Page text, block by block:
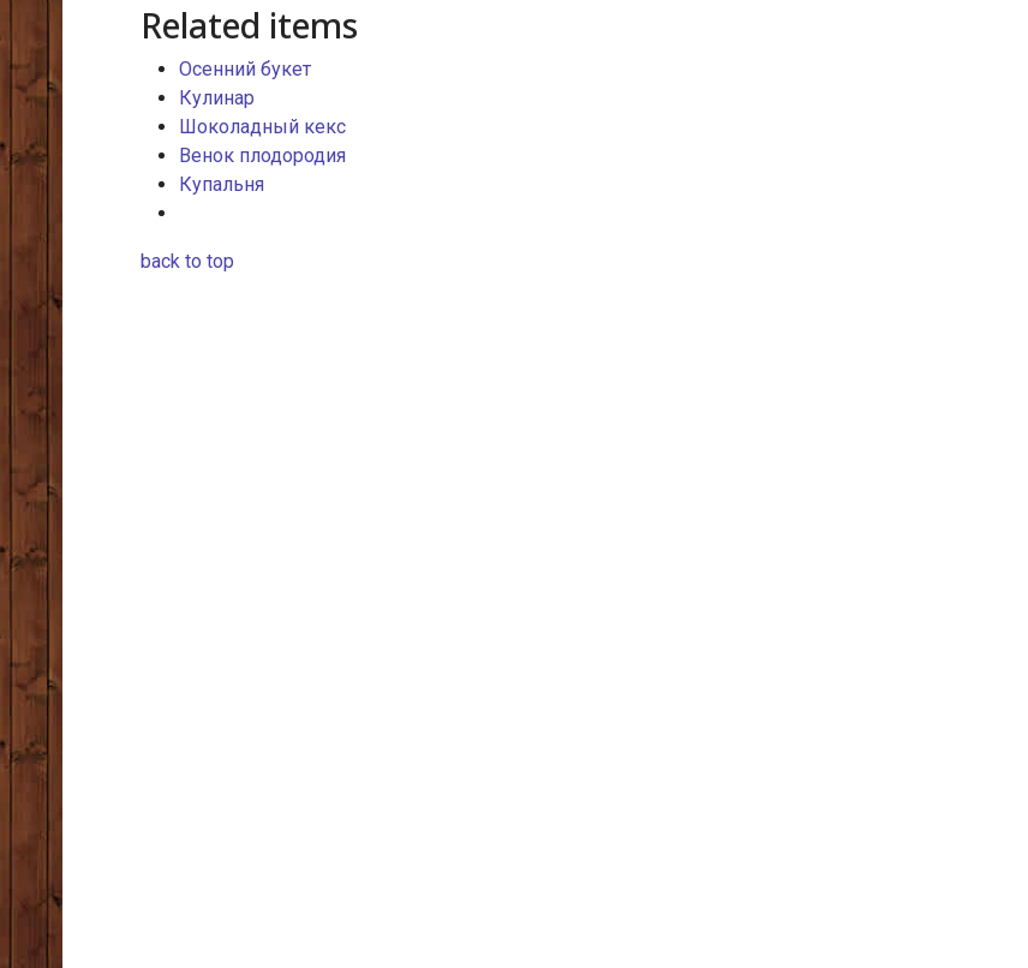
Related items
Осенний букет
Кулинар
Шоколадный кекс
Венок плодородия
Купальня
back to top